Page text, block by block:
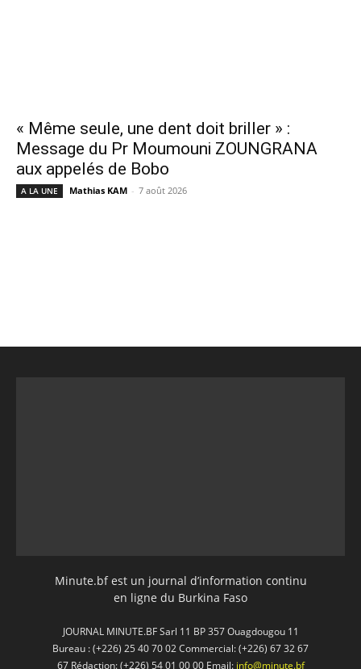
« Même seule, une dent doit briller » :
Message du Pr Moumouni ZOUNGRANA
aux appelés de Bobo
A LA UNE Mathias KAM - 7 août 2026
Minute.bf est un journal d’information continu
en ligne du Burkina Faso
JOURNAL MINUTE.BF Sarl 11 BP 357 Ouagdougou 11
Bureau : (+226) 25 40 70 02 Commercial: (+226) 67 32 67
67 Rédaction: (+226) 54 01 00 00 Email: info@minute.bf